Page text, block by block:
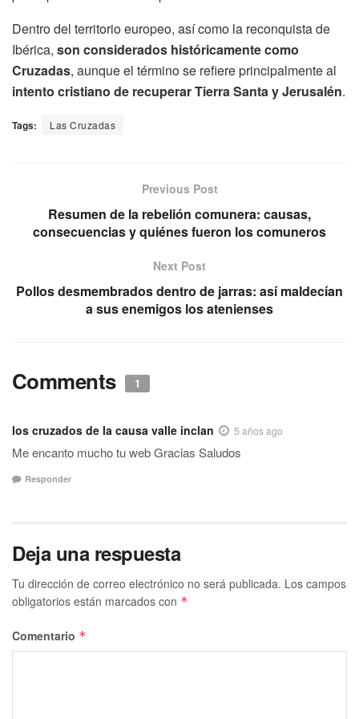
Dentro del territorio europeo, así como la reconquista de
Ibérica, son considerados históricamente como
Cruzadas, aunque el término se refiere principalmente al
intento cristiano de recuperar Tierra Santa y Jerusalén.
Tags: Las Cruzadas
Previous Post
Resumen de la rebelión comunera: causas,
consecuencias y quiénes fueron los comuneros
Next Post
Pollos desmembrados dentro de jarras: así maldecían
a sus enemigos los atenienses
Comments 1
los cruzados de la causa valle inclan 5 años ago
Me encanto mucho tu web Gracias Saludos
Responder
Deja una respuesta
Tu dirección de correo electrónico no será publicada. Los campos
obligatorios están marcados con *
Comentario *